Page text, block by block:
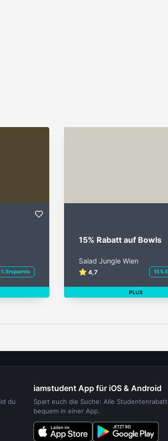
Ersparnis
15% Rabatt auf Bowls
Salad Jungle Wien
4,7 15%
PLUS
du
iamstudent App für iOS & Android
Spart euch die Suche: Alle
bequem in einer App.